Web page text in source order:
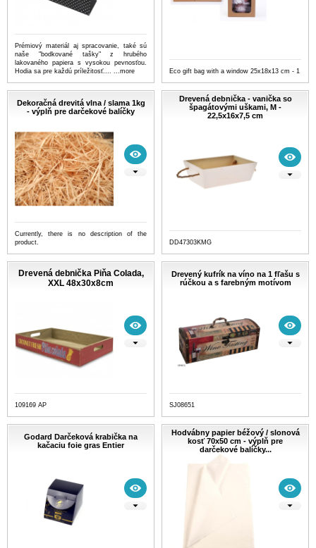
Prémiový materiál aj spracovanie, také sú
naše "bodkované tašky" z hrubého
lakovaného papiera s vysokou pevnosťou.
Hodia sa pre každú príležitosť.... ...more Eco gift bag with a window 25x18x13 cm - 1
Dekoračná drevitá vlna / slama 1kg
- výplň pre darčekové balíčky
Currently, there is no description of the
product.
Drevená debnička - vanička so
špagátovými uškami, M -
22,5x16x7,5 cm
DD47303KMG
Drevená debnička Piňa Colada,
XXL 48x30x8cm
109169 AP
Drevený kufrík na víno na 1 fľašu s
rúčkou a s farebným motívom
SJ08651
Godard Darčeková krabička na
kačaciu foie gras Entier
Hodvábny papier béžový / slonová
kosť 70x50 cm - výplň pre
darčekové balíčky...